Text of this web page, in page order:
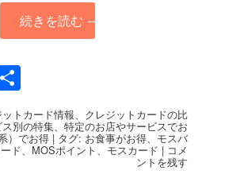
続きを読む →
有
トカード情報、 クレジットカードの比
別の特集、特定のお店やサービスでお
）でお得 | タグ: お食事がお得、 モスバ
ド、 MOSポイント 、 モスカード | コメ
ントを残す